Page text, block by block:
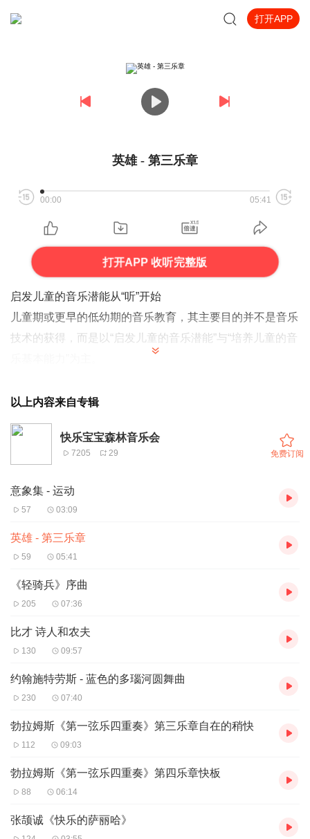
打开APP
英雄 - 第三乐章
00:00 05:41
打开APP 收听完整版
启发儿童的音乐潜能从“听”开始
儿童期或更早的低幼期的音乐教育，其主要目的并不是音乐
技术的获得，而是以“启发儿童的音乐潜能”与“培养儿童的音
要的老师。”幼儿期的音乐教育，随时都可以开始，而且最
好的老师就是父母！最好的场地就是“家”。
——郑又慧著《父母是孩子最好的音乐老师——少儿音乐教
育指南》
以上内容来自专辑
快乐宝宝森林音乐会
7205 29 免费订阅
意象集 - 运动
57 03:09
英雄 - 第三乐章
59 05:41
《轻骑兵》序曲
205 07:36
比才 诗人和农夫
130 09:57
约翰施特劳斯 - 蓝色的多瑙河圆舞曲
230 07:40
勃拉姆斯《第一弦乐四重奏》第三乐章自在的稍快
112 09:03
勃拉姆斯《第一弦乐四重奏》第四乐章快板
88 06:14
张颉诚《快乐的萨丽哈》